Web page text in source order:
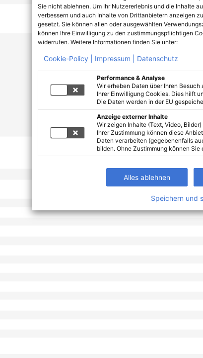
Sie nicht ablehnen. Um Ihr Nutzererlebnis und die Inhalte
verbessern und auch Inhalte von Drittanbietern anzeigen
gesetzt. Sie können allen oder ausgewählten
können Ihre Einwilligung zu den zustimmungspflichtigen
widerrufen. Weitere Informationen finden Sie unter:
Cookie-Policy | Impressum | Datenschutz
Performance & Analyse
Wir erheben Daten über Ihren
Ihrer Einwilligung Cookies. Dies hilft
Die Daten werden in der EU
Anzeige externer Inhalte
Wir zeigen Inhalte (Text, Video,
Ihrer Zustimmung können diese
Daten verarbeiten (gegebenenfalls
bilden. Ohne Zustimmung können
Alles ablehnen
Speichern und